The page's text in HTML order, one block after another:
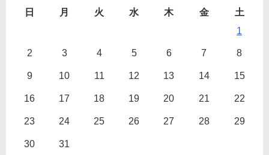
日 月 火 水 木 金
土
1
2 3 4 5 6 7 8
9 10 11 12 13 14 15
16 17 18 19 20 21 22
23 24 25 26 27 28 29
30 31